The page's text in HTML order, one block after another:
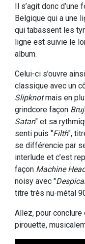
Il s’agit donc d’une
Belgique qui a une
qui tabassent les
ligne est suivie le
album.
Celui-ci s’ouvre
classique avec un
Slipknotmais en
grindcore façon
Satan" et sa
senti puis "Filth",
se différencie par
interlude et c’est
façon Machine
noisy avec "
titre très nu-métal
Allez, pour
pirouette,